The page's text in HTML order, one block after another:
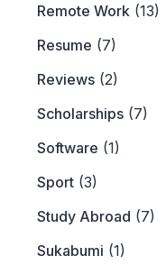
Remote Work (13)
Resume (7)
Reviews (2)
Scholarships (7)
Software (1)
Sport (3)
Study Abroad (7)
Sukabumi (1)